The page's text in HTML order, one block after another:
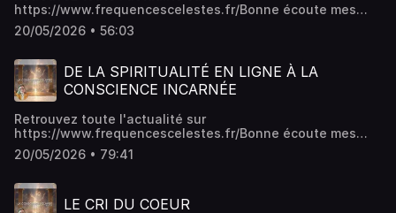
https://www.frequencescelestes.fr/Bonne écoute mes
amis,Arwen de La Réault
20/05/2026 • 56:03
DE LA SPIRITUALITÉ EN LIGNE À LA
CONSCIENCE INCARNÉE
Retrouvez toute l'actualité sur
https://www.frequencescelestes.fr/Bonne écoute mes
amis,Arwen de La Réault
20/05/2026 • 79:41
LE CRI DU COEUR